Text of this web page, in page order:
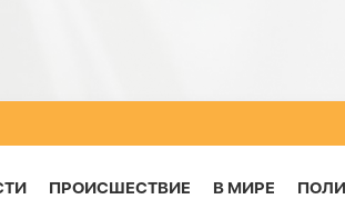
ПРОИСШЕСТВИЕ В МИРЕ